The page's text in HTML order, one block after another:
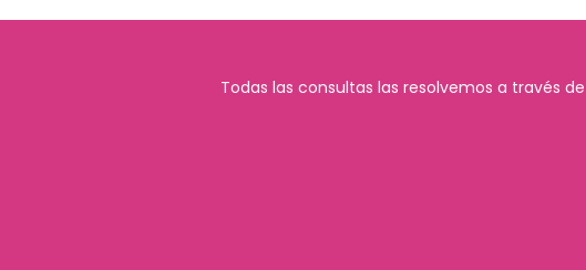
Todas las consultas las resolvemos a través de